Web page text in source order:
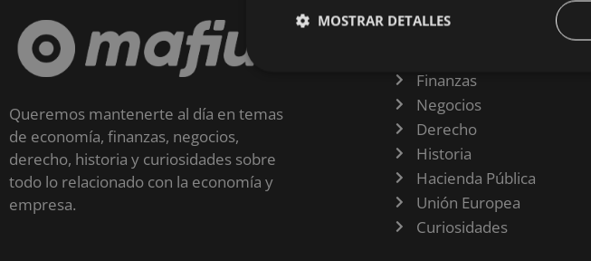
Queremos mantenerte al día en temas
de economía, finanzas, negocios,
derecho, historia y curiosidades sobre
todo lo relacionado con la economía y
empresa.
Finanzas
Negocios
Derecho
Historia
Hacienda Pública
Unión Europea
Curiosidades
MOSTRAR DETALLES